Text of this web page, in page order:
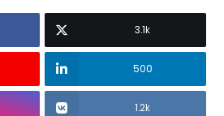
3.1k
500
1.2k